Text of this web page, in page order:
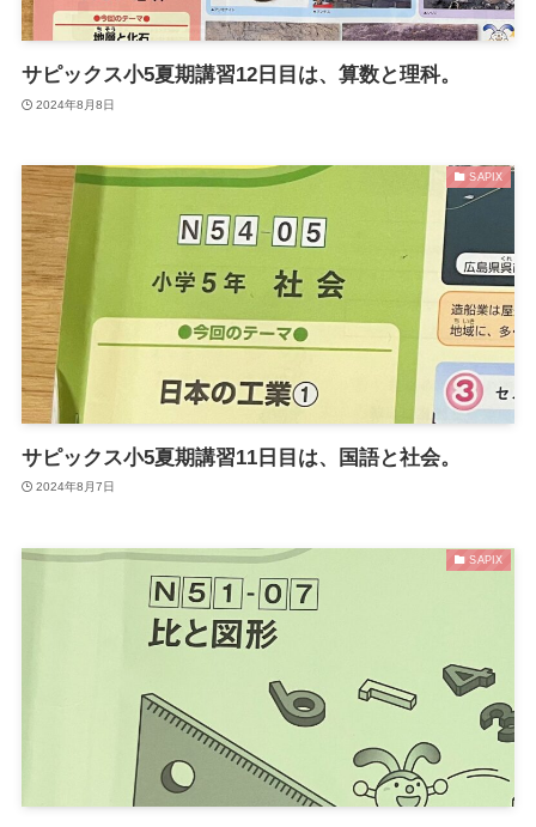
サピックス小5夏期講習12日目は、算数と理科。
2024年8月8日
SAPIX
サピックス小5夏期講習11日目は、国語と社会。
2024年8月7日
SAPIX